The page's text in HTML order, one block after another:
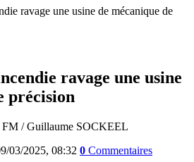
ravage une usine de mécanique de
ravage une usine
précision
FM / Guillaume SOCKEEL
03/2025, 08:32 0 Commentaires